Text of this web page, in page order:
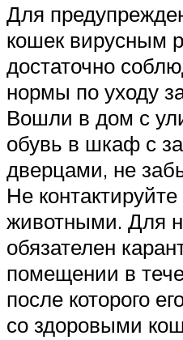
Для
кошек вирусным
достаточно
нормы по уходу
Вошли в дом с
обувь в шкаф с
дверцами, не
Не
животными. Для
обязателен
помещении в
после которого
со здоровыми